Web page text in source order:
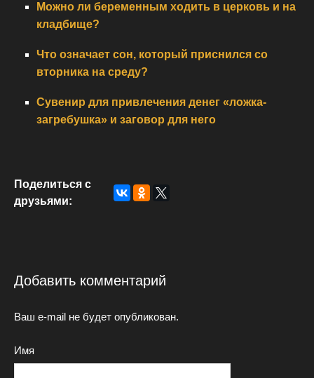
Можно ли беременным ходить в церковь и на
кладбище?
Что означает сон, который приснился со
вторника на среду?
Сувенир для привлечения денег «ложка-
загребушка» и заговор для него
Поделиться с
друзьями:
Добавить комментарий
Ваш e-mail не будет опубликован.
Имя